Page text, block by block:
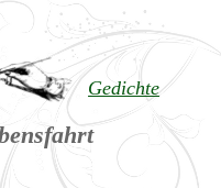
Gedichte